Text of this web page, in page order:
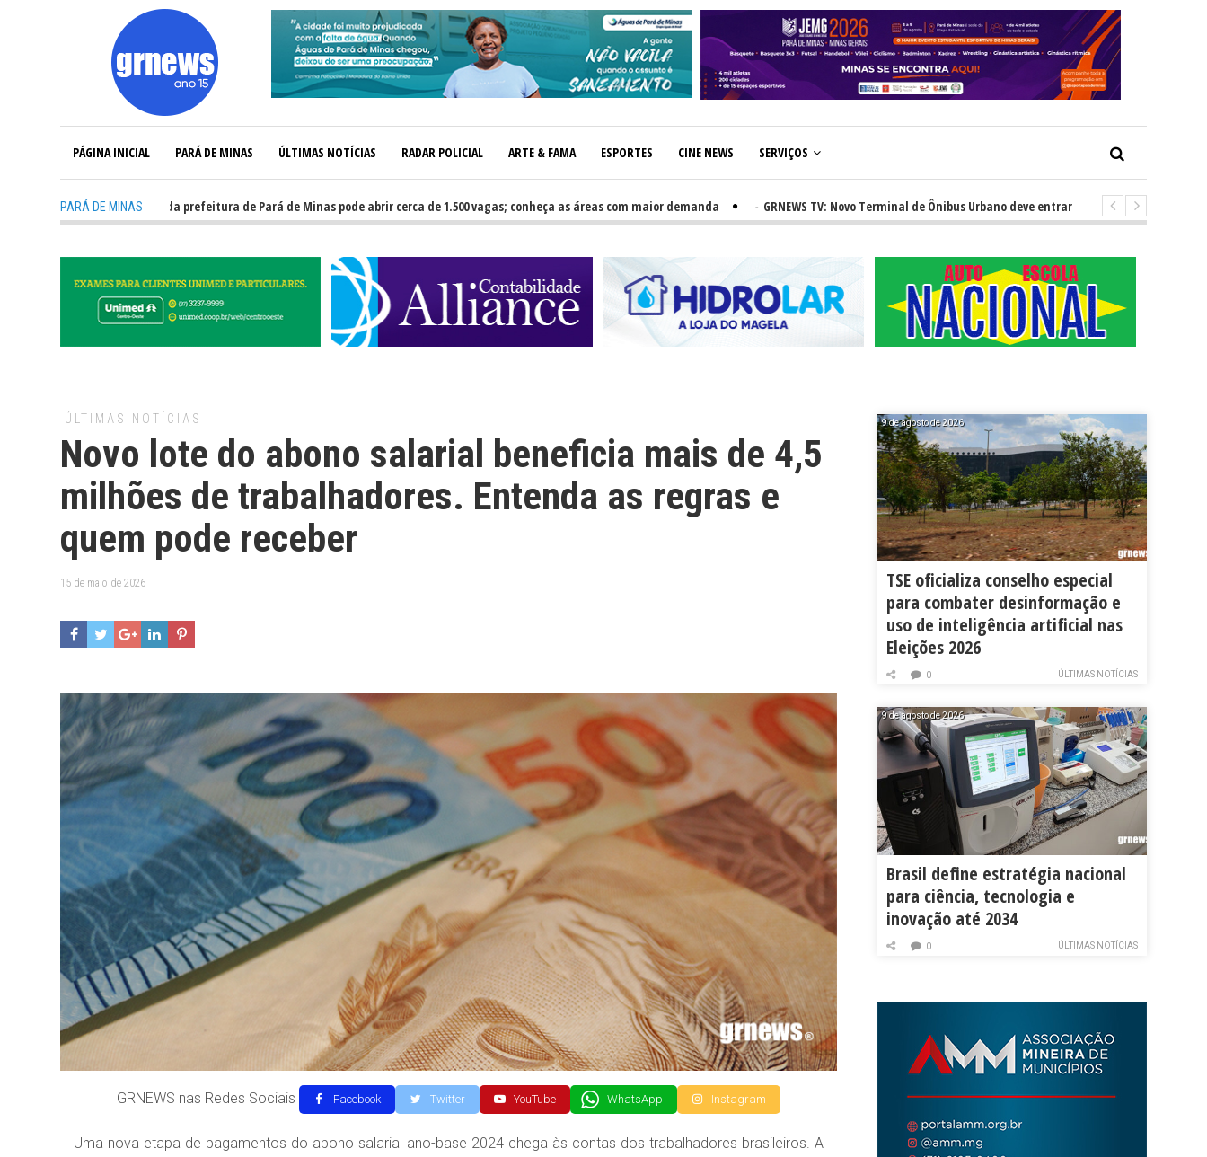
PÁGINA INICIAL PARÁ DE MINAS ÚLTIMAS NOTÍCIAS RADAR POLICIAL ARTE & FAMA ESPORTES CINE NEWS SERVIÇOS
PARÁ DE MINAS
GRNEWS TV: Concurso da prefeitura de Pará de Minas pode abrir cerca de 1.500 vagas; conheça as áreas com maior demanda - GRNEWS TV: Novo Terminal de Ônibus Urbano deve entrar em operação ainda este ano
ÚLTIMAS NOTÍCIAS
Novo lote do abono salarial beneficia mais de 4,5
milhões de trabalhadores. Entenda as regras e
quem pode receber
15 de maio de 2026
GRNEWS nas Redes Sociais Facebook Twitter YouTube WhatsApp Instagram
Uma nova etapa de pagamentos do abono salarial ano-base 2024 chega às contas dos trabalhadores brasileiros. A
9 de agosto de 2026
TSE oficializa conselho especial
para combater desinformação e
uso de inteligência artificial nas
Eleições 2026
ÚLTIMAS NOTÍCIAS
0
9 de agosto de 2026
Brasil define estratégia nacional
para ciência, tecnologia e
inovação até 2034
ÚLTIMAS NOTÍCIAS
0